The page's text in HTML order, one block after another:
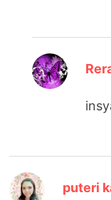
puteri